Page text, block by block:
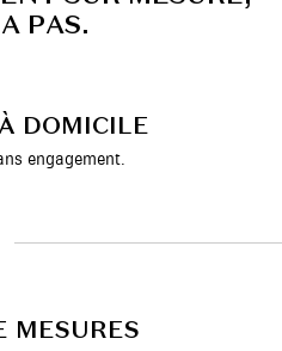
A PAS.
DOMICILE
engagement.
MESURES